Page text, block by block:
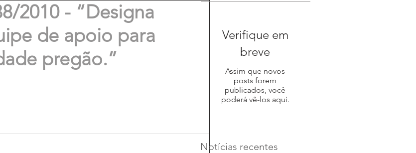
2010 - “Designa
de apoio para
pregão.”
Verifique em
breve
Assim que novos
posts forem
publicados, você
poderá vê-los aqui.
Notícias recentes